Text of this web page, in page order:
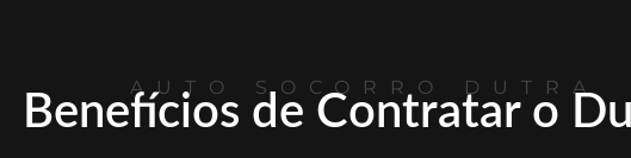
AUTO SOCORRO DUTRA
Benefícios de Contratar o